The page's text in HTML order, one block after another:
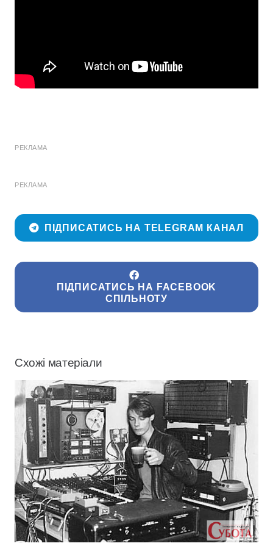
РЕКЛАМА
РЕКЛАМА
ПІДПИСАТИСЬ НА TELEGRAM КАНАЛ
ПІДПИСАТИСЬ НА FACEBOOK
СПІЛЬНОТУ
Схожі матеріали